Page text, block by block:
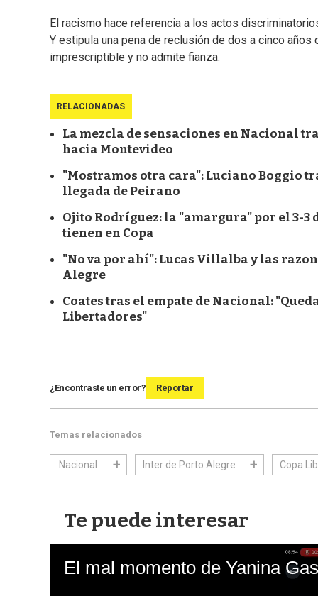
El racismo hace referencia a los actos
Y estipula una pena de reclusión de dos a cinco
imprescriptible y no admite fianza.
RELACIONADAS
La mezcla de sensaciones en Nacional
hacia Montevideo
"Mostramos otra cara": Luciano Boggio
llegada de Peirano
Ojito Rodríguez: la "amargura" por el 3-
tienen en Copa
"No va por ahí": Lucas Villalba y las
Alegre
Coates tras el empate de Nacional:
Libertadores"
¿Encontraste un error? Reportar
Temas relacionados
Nacional Inter de Porto Alegre Copa
Te puede interesar